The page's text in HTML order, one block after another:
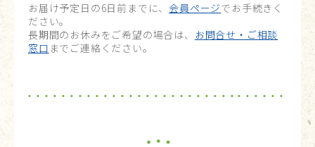
お届け予定日の6日前までに、 会員ページでお手続きく
ださい。
長期間のお休みをご希望の場合は、
お問合せ・ご相談
窓口 までご連絡ください。